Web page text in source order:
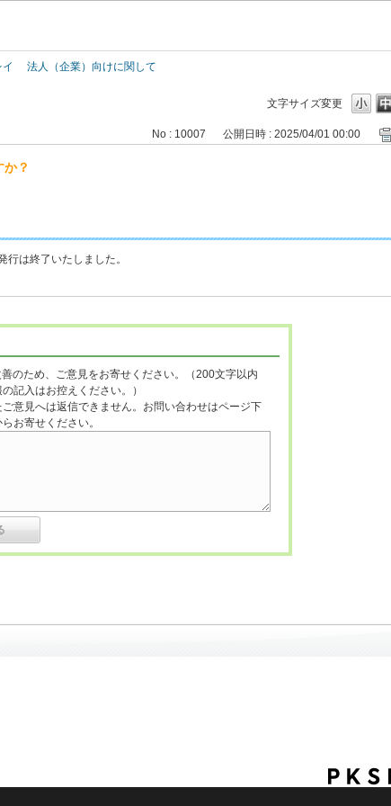
法人（企業）向けに関して
文字サイズ変更
No : 10007 公開日時 : 2025/04/01 00:00
？
は終了いたしました。
のため、ご意見をお寄せください。（200文字以内
記入はお控えください。）
意見へは返信できません。お問い合わせはページ下
お寄せください。